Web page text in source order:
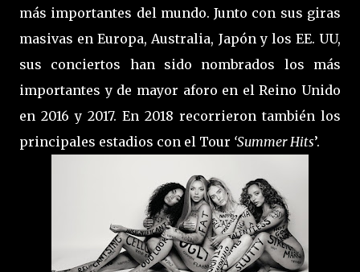
más importantes del mundo. Junto con sus giras
masivas en Europa, Australia, Japón y los EE. UU,
sus conciertos han sido nombrados los más
importantes y de mayor aforo en el Reino Unido
en 2016 y 2017. En 2018 recorrieron también los
principales estadios con el Tour ‘Summer Hits’.